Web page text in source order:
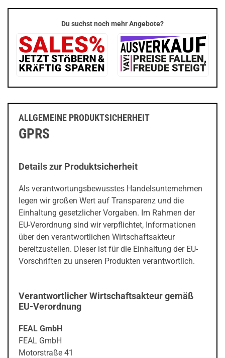
Du suchst noch mehr Angebote?
ALLGEMEINE PRODUKTSICHERHEIT
GPRS
Details zur Produktsicherheit
Als verantwortungsbewusstes Handelsunternehmen
legen wir großen Wert auf Transparenz und die
Einhaltung gesetzlicher Vorgaben. Im Rahmen der
EU-Verordnung sind wir verpflichtet, Informationen
über den verantwortlichen Wirtschaftsakteur
bereitzustellen. Dieser ist für die Einhaltung der EU-
Vorschriften zu unseren Produkten verantwortlich.
Verantwortlicher Wirtschaftsakteur gemäß
EU-Verordnung
FEAL GmbH
FEAL GmbH
Motorstraße 41